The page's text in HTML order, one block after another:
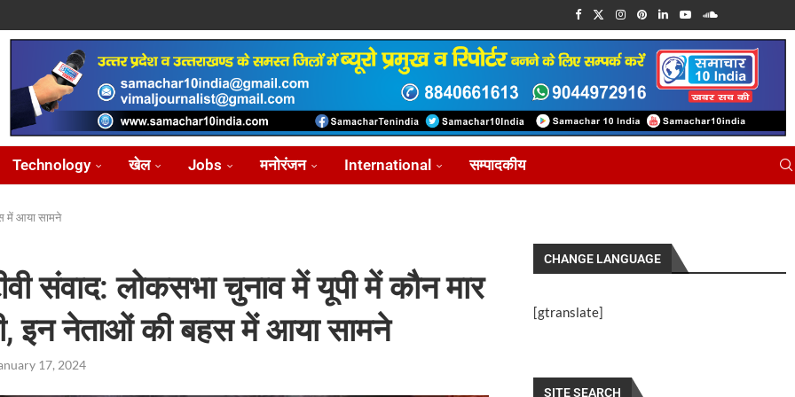
Technology खेल Jobs मनोरंजन International सम्पादकीय
में आया सामने
संवाद: लोकसभा चुनाव में यूपी में कौन मार
इन नेताओं की बहस में आया सामने
17, 2024
CHANGE LANGUAGE
[gtranslate]
SITE SEARCH